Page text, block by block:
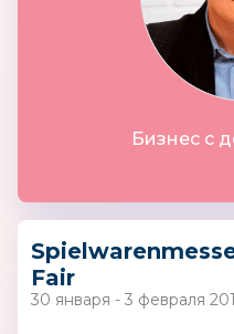
Бизнес с
Fair
30 января - 3 февраля